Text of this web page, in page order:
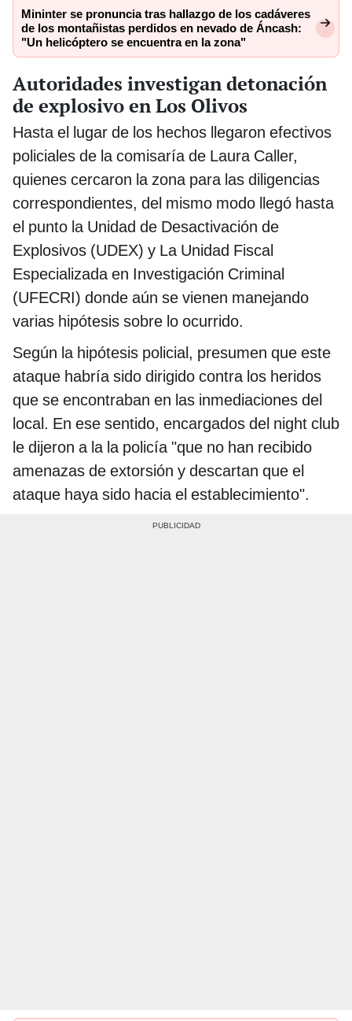
Mininter se pronuncia tras hallazgo de los cadáveres
de los montañistas perdidos en nevado de Áncash:
"Un helicóptero se encuentra en la zona"
Autoridades investigan detonación
de explosivo en Los Olivos
Hasta el lugar de los hechos llegaron efectivos
policiales de la comisaría de Laura Caller,
quienes cercaron la zona para las diligencias
correspondientes, del mismo modo llegó hasta
el punto la Unidad de Desactivación de
Explosivos (UDEX) y La Unidad Fiscal
Especializada en Investigación Criminal
(UFECRI) donde aún se vienen manejando
varias hipótesis sobre lo ocurrido.
Según la hipótesis policial, presumen que este
ataque habría sido dirigido contra los heridos
que se encontraban en las inmediaciones del
local. En ese sentido, encargados del night club
le dijeron a la la policía "que no han recibido
amenazas de extorsión y descartan que el
ataque haya sido hacia el establecimiento".